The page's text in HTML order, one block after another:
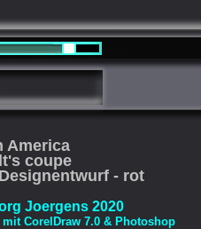
America
coupe
- rot
Joergens 2020
CorelDraw 7.0 & Photoshop